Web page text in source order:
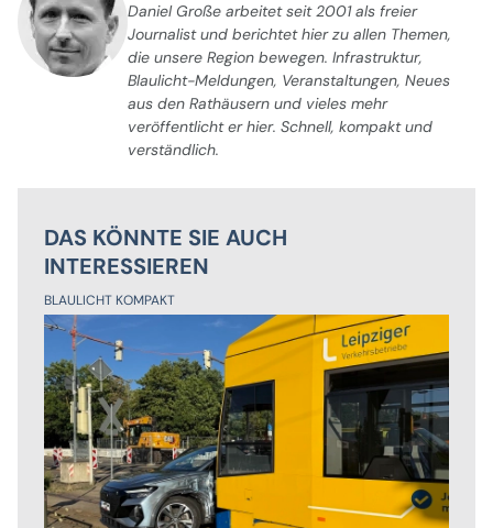
Daniel Große arbeitet seit 2001 als freier
Journalist und berichtet hier zu allen Themen,
die unsere Region bewegen. Infrastruktur,
Blaulicht-Meldungen, Veranstaltungen, Neues
aus den Rathäusern und vieles mehr
veröffentlicht er hier. Schnell, kompakt und
verständlich.
DAS KÖNNTE SIE AUCH
INTERESSIEREN
BLAULICHT KOMPAKT